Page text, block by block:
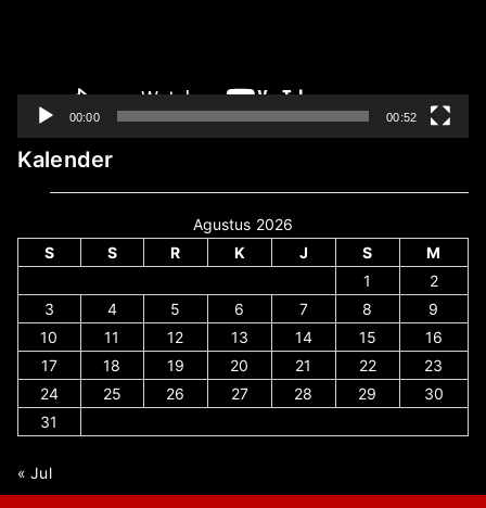
00:00 00:52
Kalender
Agustus 2026
S
S R K J S
M
1
2
3
4 5 6 7 8
9
10
11 12 13 14 15
16
17
18 19 20 21 22
23
24
25 26 27 28 29
30
31
« Jul